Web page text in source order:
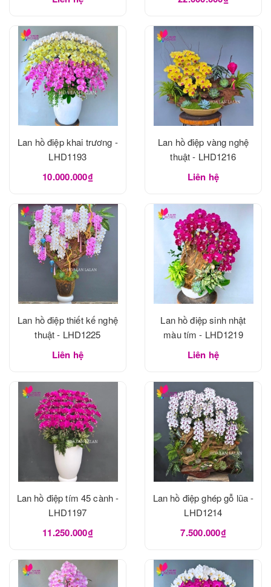
Lan hồ điệp khai trương -
LHD1193
10.000.000₫
Lan hồ điệp vàng nghệ
thuật - LHD1216
Liên hệ
Lan hồ điệp thiết kế nghệ
thuật - LHD1225
Liên hệ
Lan hồ điệp sinh nhật
màu tím - LHD1219
Liên hệ
Lan hồ điệp tím 45 cành -
LHD1197
11.250.000₫
Lan hồ điệp ghép gỗ lũa -
LHD1214
7.500.000₫